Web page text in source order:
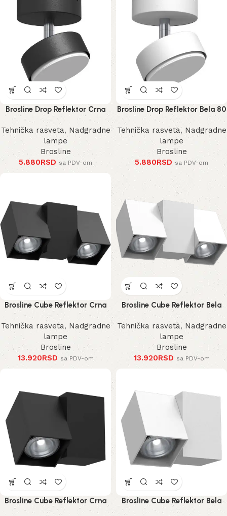
Brosline Drop Reflektor Crna
80 mm 100 mm
Tehnička rasveta, Nadgradne
lampe
Brosline
5.880RSD sa PDV-om
Brosline Drop Reflektor Bela 80
mm 100 mm
Tehnička rasveta, Nadgradne
lampe
Brosline
5.880RSD sa PDV-om
Brosline Cube Reflektor Crna
185 mm
Tehnička rasveta, Nadgradne
lampe
Brosline
13.920RSD sa PDV-om
Brosline Cube Reflektor Bela
185 mm
Tehnička rasveta, Nadgradne
lampe
Brosline
13.920RSD sa PDV-om
Brosline Cube Reflektor Crna
125 mm
Brosline Cube Reflektor Bela
125 mm